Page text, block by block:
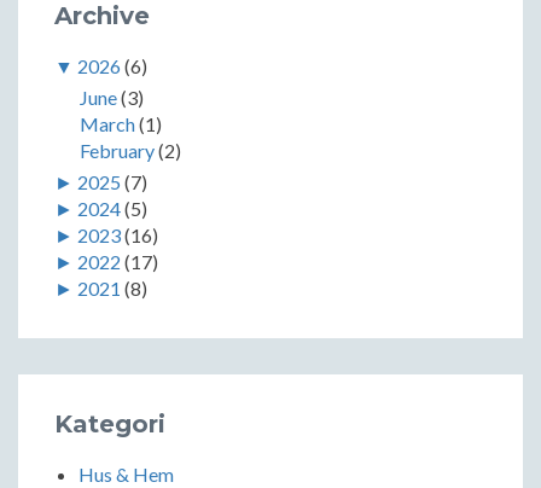
Archive
▼ 2026(6)
June(3)
March(1)
February(2)
► 2025 (7)
► 2024(5)
► 2023(16)
► 2022 (17)
► 2021 (8)
Kategori
Hus & Hem